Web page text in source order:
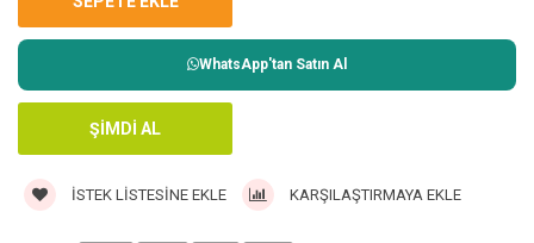
WhatsApp'tan Satın Al
İSTEK LISTESINE EKLE KARŞILAŞTIRMAYA EKLE